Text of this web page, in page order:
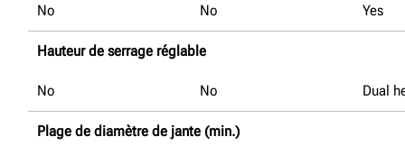
No No Yes
Hauteur de serrage réglable
No No Dual
Plage de diamètre de jante (min.)